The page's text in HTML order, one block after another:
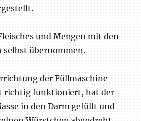
und Mengen mit den
selbst übernommen.
der Füllmaschine
richtig funktioniert, hat der
in den Darm gefüllt und